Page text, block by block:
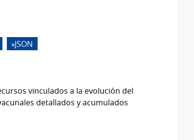
JSON
vinculados a la evolución del
detallados y acumulados